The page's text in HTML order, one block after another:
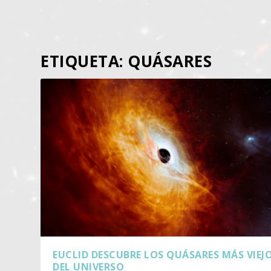
ETIQUETA: QUÁSARES
EUCLID DESCUBRE LOS QUÁSARES MÁS
DEL UNIVERSO